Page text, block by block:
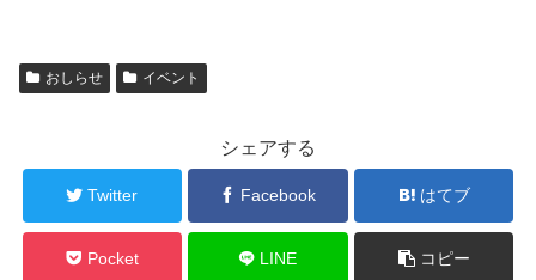
おしらせ イベント
シェアする
Twitter Facebook はてブ
Pocket LINE コピー